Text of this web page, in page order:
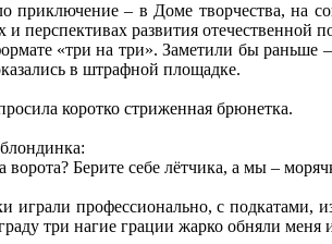
– в Доме творчества, на
и перспективах развития
«три на три». Заметили бы
в штрафной площадке.
коротко стриженная брюнетка.
Берите себе лётчика, а мы –
играли профессионально, с
три нагие грации жарко обняли